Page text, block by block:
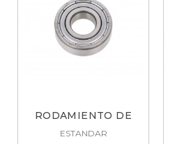
RODAMIENTO DE
BOLAS ORIG. SKF...
ESTANDAR